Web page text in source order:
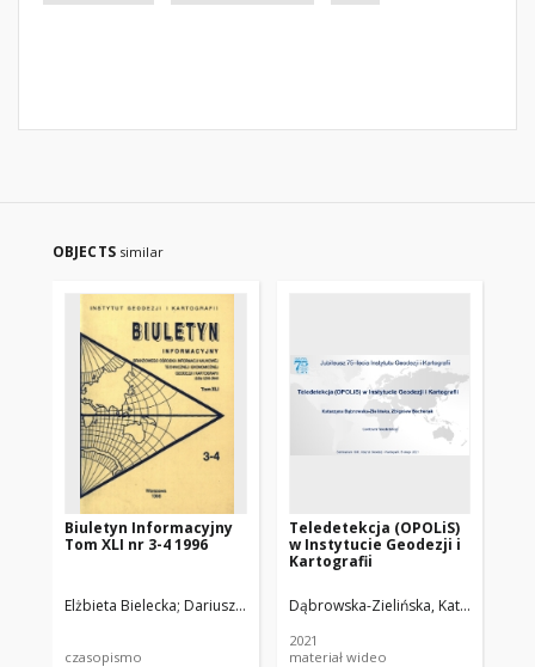
OBJECTS similar
Biuletyn Informacyjny
Tom XLI nr 3-4 1996
Elżbieta Bielecka Dariusz Dukaczewski Wojciech Bychawski
czasopismo
Teledetekcja (OPOLiS)
w Instytucie Geodezji i
Kartografii
Dąbrowska-Zielińska, Katarzyna
2021
materiał wideo